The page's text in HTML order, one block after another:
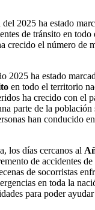
2025 ha estado
de tránsito en
crecido el número de
2025 ha estado
en todo el territorio
ha crecido con el
parte de la población
han conducido en
los días cercanos al
de accidentes
de socorristas
en toda la
para poder